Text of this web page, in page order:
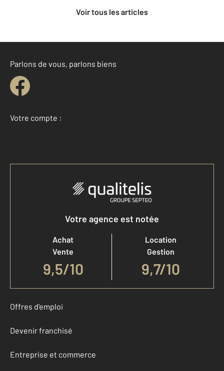
Voir tous les articles
Parlons de vous, parlons biens
Votre compte :
Accéder à mon compte
Votre agence est notée
Achat
Vente
9,5/10
Location
Gestion
9,7/10
Offres d'emploi
Devenir franchisé
Entreprise et commerce